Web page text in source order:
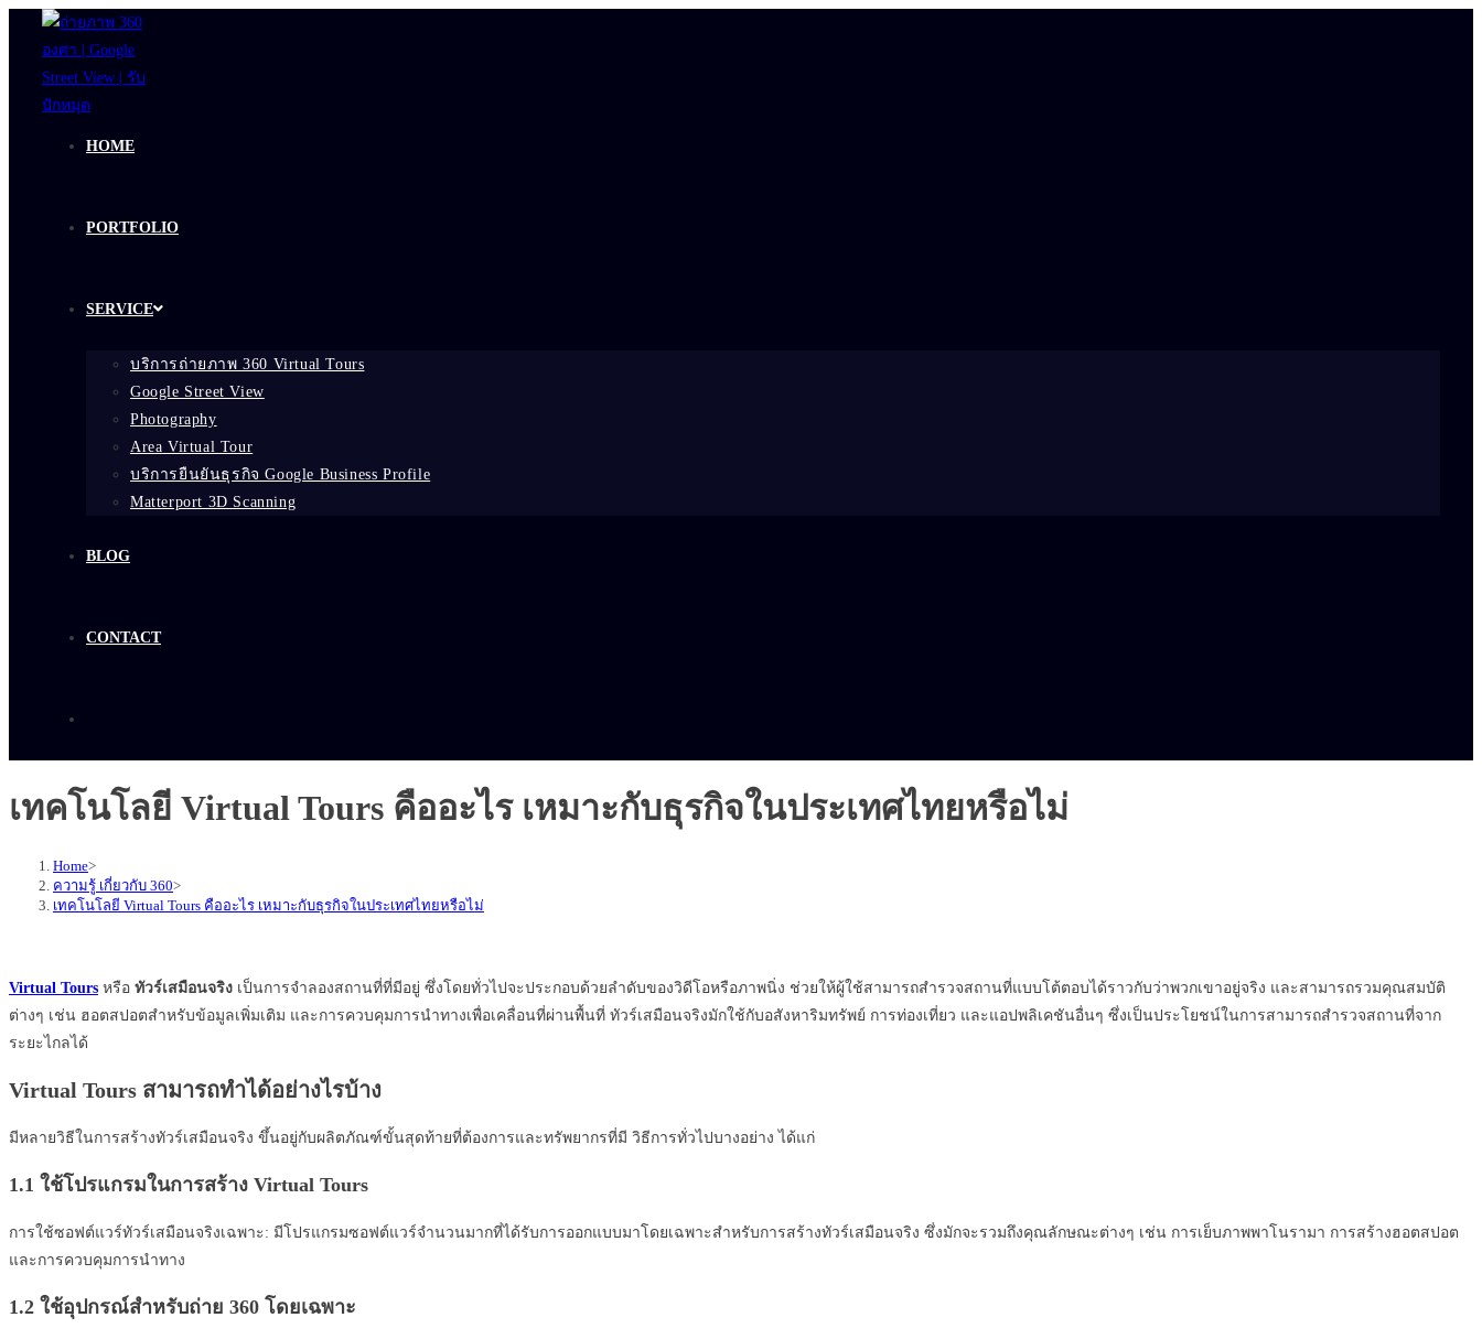
content
HOME
PORTFOLIO
SERVICE
บริการถ่ายภาพ 360 Virtual Tours
Google Street View
Photography
Area Virtual Tour
บริการยืนยันธุรกิจ Google Business Profile
Matterport 3D Scanning
BLOG
CONTACT
เทคโนโลยี Virtual Tours คืออะไร เหมาะกับธุรกิจในประเทศไทยหรือไม่
Home>
ความรู้ เกี่ยวกับ 360>
เทคโนโลยี Virtual Tours คืออะไร เหมาะกับธุรกิจในประเทศไทยหรือไม่
Virtual Tours หรือ ทัวร์เสมือนจริง เป็นการจำลองสถานที่ที่มีอยู่ ซึ่งโดยทั่วไปจะประกอบด้วยลำดับของวิดีโอหรือภาพนิ่ง ช่วยให้ผู้ใช้สามารถสำรวจสถานที่แบบโต้ตอบได้ราวกับว่าพวกเขาอยู่จริง และสามารถรวมคุณสมบัติ
ต่างๆ เช่น ฮอตสปอตสำหรับข้อมูลเพิ่มเติม และการควบคุมการนำทางเพื่อเคลื่อนที่ผ่านพื้นที่ ทัวร์เสมือนจริงมักใช้กับอสังหาริมทรัพย์ การท่องเที่ยว และแอปพลิเคชันอื่นๆ ซึ่งเป็นประโยชน์ในการสามารถสำรวจสถานที่จาก
ระยะไกลได้
Virtual Tours สามารถทำได้อย่างไรบ้าง
มีหลายวิธีในการสร้างทัวร์เสมือนจริง ขึ้นอยู่กับผลิตภัณฑ์ขั้นสุดท้ายที่ต้องการและทรัพยากรที่มี วิธีการทั่วไปบางอย่าง ได้แก่
1.1 ใช้โปรแกรมในการสร้าง Virtual Tours
การใช้ซอฟต์แวร์ทัวร์เสมือนจริงเฉพาะ: มีโปรแกรมซอฟต์แวร์จำนวนมากที่ได้รับการออกแบบมาโดยเฉพาะสำหรับการสร้างทัวร์เสมือนจริง ซึ่งมักจะรวมถึงคุณลักษณะต่างๆ เช่น การเย็บภาพพาโนรามา การสร้างฮอตสปอต
และการควบคุมการนำทาง
1.2 ใช้อุปกรณ์สำหรับถ่าย 360 โดยเฉพาะ